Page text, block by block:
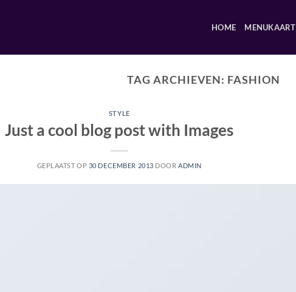
HOME MENUKAART
TAG ARCHIEVEN: FASHION
STYLE
Just a cool blog post with Images
GEPLAATST OP 30 DECEMBER 2013 DOORADMIN